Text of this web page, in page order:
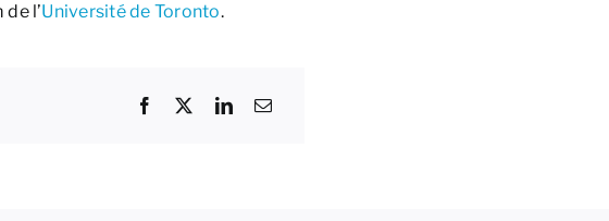
l’Université de Toronto.